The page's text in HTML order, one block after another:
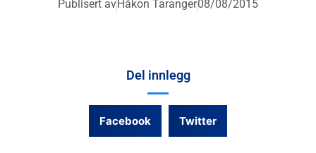
Publisert avHåkon Taranger08/08/2015
Del innlegg
Facebook Twitter